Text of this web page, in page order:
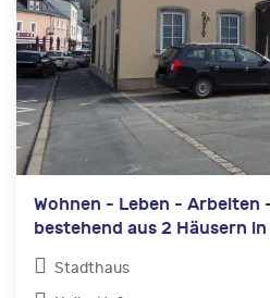
Wohnen - Leben - Arbeiten
bestehend aus 2 Häusern in
Stadthaus